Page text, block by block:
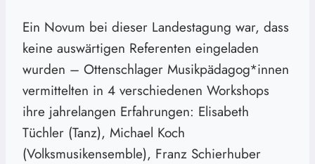
Ein Novum bei dieser Landestagung war, dass
keine auswärtigen Referenten eingeladen
wurden – Ottenschlager Musikpädagog*innen
vermittelten in 4 verschiedenen Workshops
ihre jahrelangen Erfahrungen: Elisabeth
Tüchler (Tanz), Michael Koch
(Volksmusikensemble), Franz Schierhuber